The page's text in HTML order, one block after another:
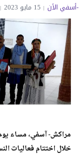
-أسفي الأن 15 مايو 2023
خلال اختتام فعاليات